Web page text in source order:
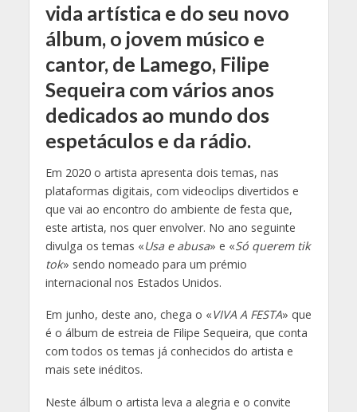
vida artística e do seu novo
álbum, o jovem músico e
cantor, de Lamego, Filipe
Sequeira com vários anos
dedicados ao mundo dos
espetáculos e da rádio.
Em 2020 o artista apresenta dois temas, nas
plataformas digitais, com videoclips divertidos e
que vai ao encontro do ambiente de festa que,
este artista, nos quer envolver. No ano seguinte
divulga os temas «Usa e abusa» e «Só querem tik
tok» sendo nomeado para um prémio
internacional nos Estados Unidos.
Em junho, deste ano, chega o «VIVA A FESTA» que
é o álbum de estreia de Filipe Sequeira, que conta
com todos os temas já conhecidos do artista e
mais sete inéditos.
Neste álbum o artista leva a alegria e o convite